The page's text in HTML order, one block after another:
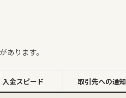
あります。
入金スピード 取引先への通知